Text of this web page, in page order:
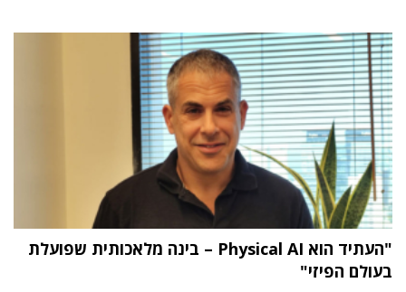
"העתיד הוא Physical AI – בינה מלאכותית שפועלת
בעולם הפיזי"